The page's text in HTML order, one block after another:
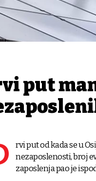
put
rvi put od kada se u
nezaposlenosti, broj
zaposlenja pao je